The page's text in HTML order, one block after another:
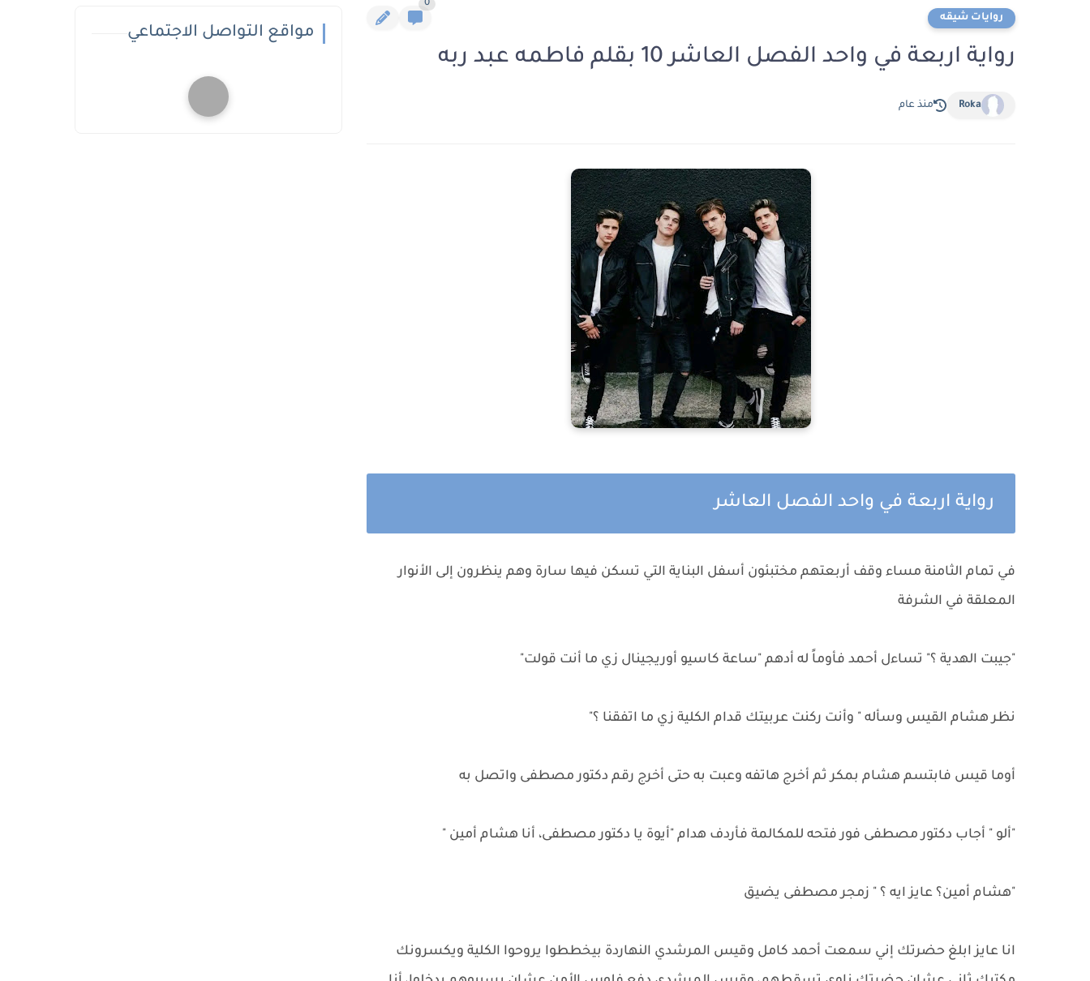
روايات شيقه
0
رواية اربعة في واحد الفصل العاشر 10 بقلم فاطمه عبد ربه
Roka منذ عام
رواية اربعة في واحد الفصل العاشر
في تمام الثامنة مساء وقف أربعتهم مختبئون أسفل البناية التي تسكن فيها سارة وهم ينظرون إلى الأنوار
المعلقة في الشرفة
"جيبت الهدية ؟" تساءل أحمد فأوماً له أدهم "ساعة كاسيو أوريجينال زي ما أنت قولت"
نظر هشام القيس وسأله " وأنت ركنت عربيتك قدام الكلية زي ما اتفقنا ؟"
أوما قيس فابتسم هشام بمكر ثم أخرج هاتفه وعبت به حتى أخرج رقم دكتور مصطفى واتصل به
"ألو " أجاب دكتور مصطفى فور فتحه للمكالمة فأردف هدام "أيوة يا دكتور مصطفى، أنا هشام أمين "
"هشام أمين؟ عايز ايه ؟ " زمجر مصطفى يضيق
انا عايز ابلغ حضرتك إني سمعت أحمد كامل وقيس المرشدي النهاردة بيخططوا يروحوا الكلية ويكسرونك
مواقع التواصل الاجتماعي